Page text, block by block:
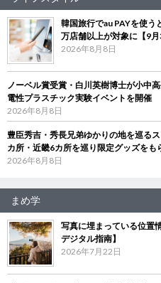
韓国旅行でau PAYを使
万店舗以上が対象に【9月
2026年8月8日
ノーベル賞受賞・白川英樹博士が小中
電性プラスチック実験イベントを開催
2026年8月8日
豊臣秀吉・秀長兄弟ゆかりの地を巡る
カ所・近畿6カ所を巡り限定グッズをも
2026年8月8日
まめ学
写真に埋まっている位置
デジタル指南】
2026年7月22日